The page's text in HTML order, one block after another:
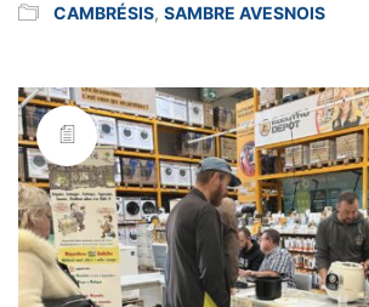
CAMBRÉSIS, SAMBRE AVESNOIS